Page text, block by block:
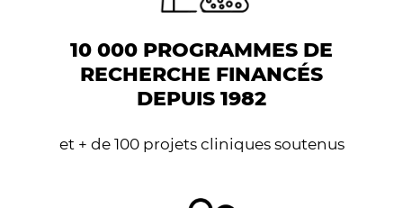
10 000 PROGRAMMES DE
RECHERCHE FINANCÉS
DEPUIS 1982
et + de 100 projets cliniques soutenus